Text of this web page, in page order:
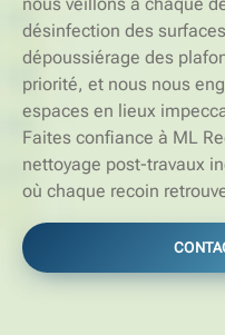
nous veillons à chaque
désinfection des
dépoussiérage des
priorité, et nous nous
espaces en lieux
Faites confiance à ML
nettoyage post-travaux
où chaque recoin